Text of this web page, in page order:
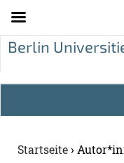
i
Startseite›